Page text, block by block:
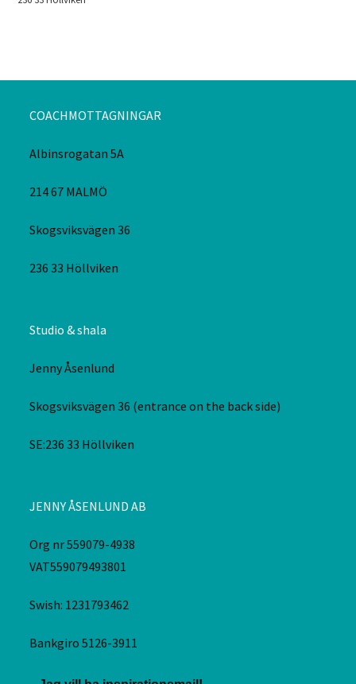
COACHMOTTAGNINGAR
Albinsrogatan 5A
214 67 MALMÖ
Skogsviksvägen 36
236 33 Höllviken
Studio & shala
Jenny Åsenlund
Skogsviksvägen 36 (entrance on the back side)
SE:236 33 Höllviken
JENNY ÅSENLUND AB
Org nr 559079-4938
VAT559079493801
Swish: 1231793462
Bankgiro 5126-3911